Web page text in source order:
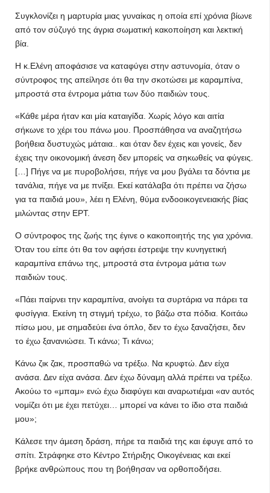
Συγκλονίζει η μαρτυρία μιας γυναίκας η οποία επί χρόνια βίωνε
από τον σύζυγό της άγρια σωματική κακοποίηση και λεκτική
βία.
Η κ.Ελένη αποφάσισε να καταφύγει στην αστυνομία, όταν ο
σύντροφος της απείλησε ότι θα την σκοτώσει με καραμπίνα,
μπροστά στα έντρομα μάτια των δύο παιδιών τους.
«Κάθε μέρα ήταν και μία καταιγίδα. Χωρίς λόγο και αιτία
σήκωνε το χέρι του πάνω μου. Προσπάθησα να αναζητήσω
βοήθεια δυστυχώς μάταια.. και όταν δεν έχεις και γονείς, δεν
έχεις την οικονομική άνεση δεν μπορείς να σηκωθείς να φύγεις.
[…] Πήγε να με πυροβολήσει, πήγε να μου βγάλει τα δόντια με
τανάλια, πήγε να με πνίξει. Εκεί κατάλαβα ότι πρέπει να ζήσω
για τα παιδιά μου», λέει η Ελένη, θύμα ενδοοικογενειακής βίας
μιλώντας στην ΕΡΤ.
Ο σύντροφος της ζωής της έγινε ο κακοποιητής της για χρόνια.
Όταν του είπε ότι θα τον αφήσει έστρεψε την κυνηγετική
καραμπίνα επάνω της, μπροστά στα έντρομα μάτια των
παιδιών τους.
«Πάει παίρνει την καραμπίνα, ανοίγει τα συρτάρια να πάρει τα
φυσίγγια. Εκείνη τη στιγμή τρέχω, το βάζω στα πόδια. Κοιτάω
πίσω μου, με σημαδεύει ένα όπλο, δεν το έχω ξαναζήσει, δεν
το έχω ξανανιώσει. Τι κάνω; Τι κάνω;
Κάνω ζικ ζακ, προσπαθώ να τρέξω. Να κρυφτώ. Δεν είχα
ανάσα. Δεν είχα ανάσα. Δεν έχω δύναμη αλλά πρέπει να τρέξω.
Ακούω το «μπαμ» ενώ έχω διαφύγει και αναρωτιέμαι «αν αυτός
νομίζει ότι με έχει πετύχει… μπορεί να κάνει το ίδιο στα παιδιά
μου»;
Κάλεσε την άμεση δράση, πήρε τα παιδιά της και έφυγε από το
σπίτι. Στράφηκε στο Κέντρο Στήριξης Οικογένειας και εκεί
βρήκε ανθρώπους που τη βοήθησαν να ορθοποδήσει.